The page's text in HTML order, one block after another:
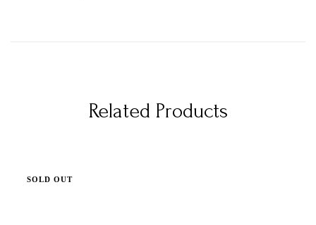
Related Products
SOLD OUT